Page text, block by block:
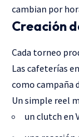
cambian por
Creación
Cada torneo
Las cafeterías
como campaña
Un simple reel
un clutch en